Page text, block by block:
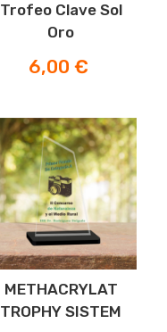
Trofeo Clave Sol
Oro
Preis
6,00 €
-30%
METHACRYLAT
TROPHY SISTEM